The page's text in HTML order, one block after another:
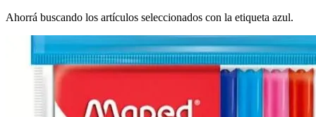
Ahorrá buscando los artículos seleccionados con la etiqueta azul.